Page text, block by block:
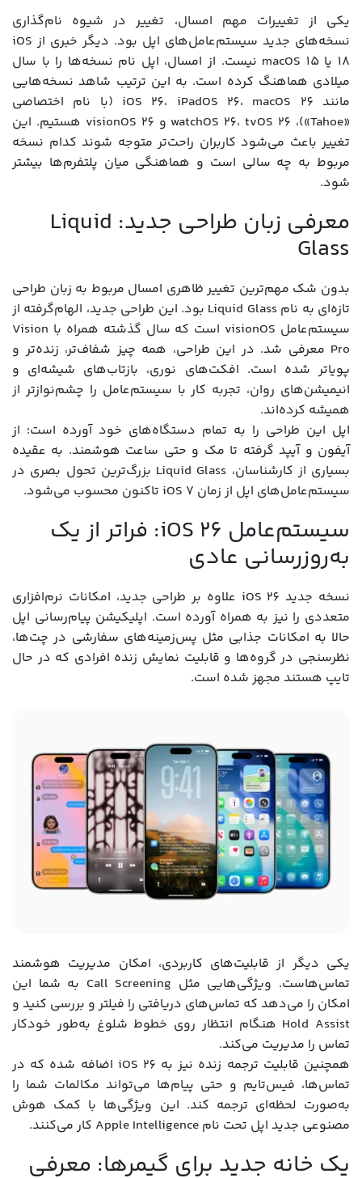
یکی از تغییرات مهم امسال، تغییر در شیوه نام‌گذاری
نسخه‌های جدید سیستم‌عامل‌های اپل بود. دیگر خبری از iOS
18 یا macOS 15 نیست. از امسال، اپل نام نسخه‌ها را با سال
میلادی هماهنگ کرده است. به این ترتیب شاهد نسخه‌هایی
مانند iOS 26، iPadOS 26، macOS 26 (با نام اختصاصی
«Tahoe»)، watchOS 26، tvOS 26 و visionOS 26 هستیم. این
تغییر باعث می‌شود کاربران راحت‌تر متوجه شوند کدام نسخه
مربوط به چه سالی است و هماهنگی میان پلتفرم‌ها بیشتر
شود.
معرفی زبان طراحی جدید: Liquid
Glass
بدون شک مهم‌ترین تغییر ظاهری امسال مربوط به زبان طراحی
تازه‌ای به نام Liquid Glass بود. این طراحی جدید، الهام‌گرفته از
سیستم‌عامل visionOS است که سال گذشته همراه با Vision
Pro معرفی شد. در این طراحی، همه چیز شفاف‌تر، زنده‌تر و
پویاتر شده است. افکت‌های نوری، بازتاب‌های شیشه‌ای و
انیمیشن‌های روان، تجربه کار با سیستم‌عامل را چشم‌نوازتر از
همیشه کرده‌اند.
اپل این طراحی را به تمام دستگاه‌های خود آورده است؛ از
آیفون و آیپد گرفته تا مک و حتی ساعت هوشمند. به عقیده
بسیاری از کارشناسان، Liquid Glass بزرگ‌ترین تحول بصری در
سیستم‌عامل‌های اپل از زمان iOS 7 تاکنون محسوب می‌شود.
سیستم‌عامل iOS 26: فراتر از یک
به‌روزرسانی عادی
نسخه جدید iOS 26 علاوه بر طراحی جدید، امکانات نرم‌افزاری
متعددی را نیز به همراه آورده است. اپلیکیشن پیام‌رسانی اپل
حالا به امکانات جذابی مثل پس‌زمینه‌های سفارشی در چت‌ها،
نظرسنجی در گروه‌ها و قابلیت نمایش زنده افرادی که در حال
تایپ هستند مجهز شده است.
یکی دیگر از قابلیت‌های کاربردی، امکان مدیریت هوشمند
تماس‌هاست. ویژگی‌هایی مثل Call Screening به شما این
امکان را می‌دهد که تماس‌های دریافتی را فیلتر و بررسی کنید و
Hold Assist هنگام انتظار روی خطوط شلوغ به‌طور خودکار
تماس را مدیریت می‌کند.
همچنین قابلیت ترجمه زنده نیز به iOS 26 اضافه شده که در
تماس‌ها، فیس‌تایم و حتی پیام‌ها می‌تواند مکالمات شما را
به‌صورت لحظه‌ای ترجمه کند. این ویژگی‌ها با کمک هوش
مصنوعی جدید اپل تحت نام Apple Intelligence کار می‌کنند.
یک خانه جدید برای گیمرها: معرفی